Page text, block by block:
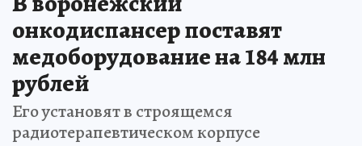
онкодиспансер поставят
медоборудование на 184 млн
рублей
Его установят в строящемся
радиотерапевтическом корпусе